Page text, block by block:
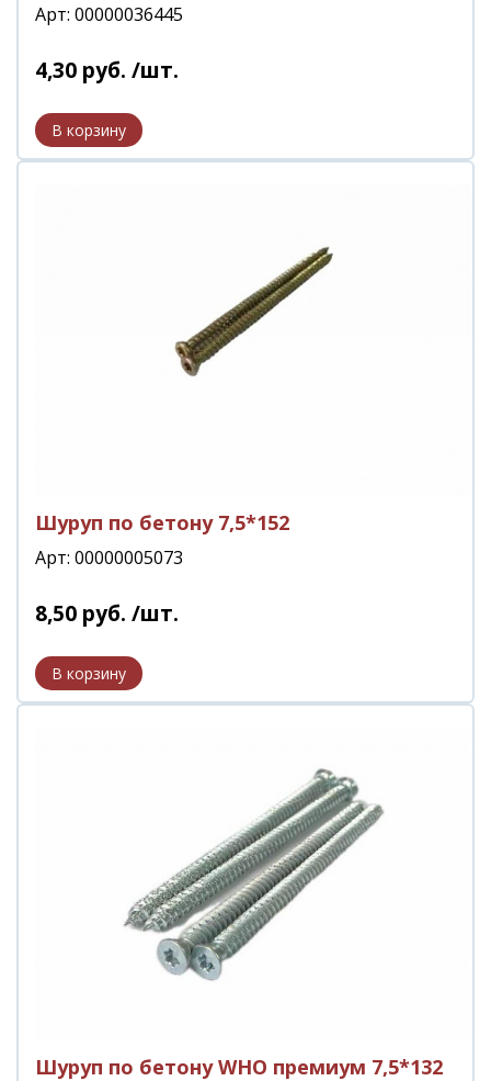
Арт: 00000036445
4,30 руб. /шт.
Шуруп по бетону 7,5*152
Арт: 00000005073
8,50 руб. /шт.
Шуруп по бетону WHO премиум 7,5*132